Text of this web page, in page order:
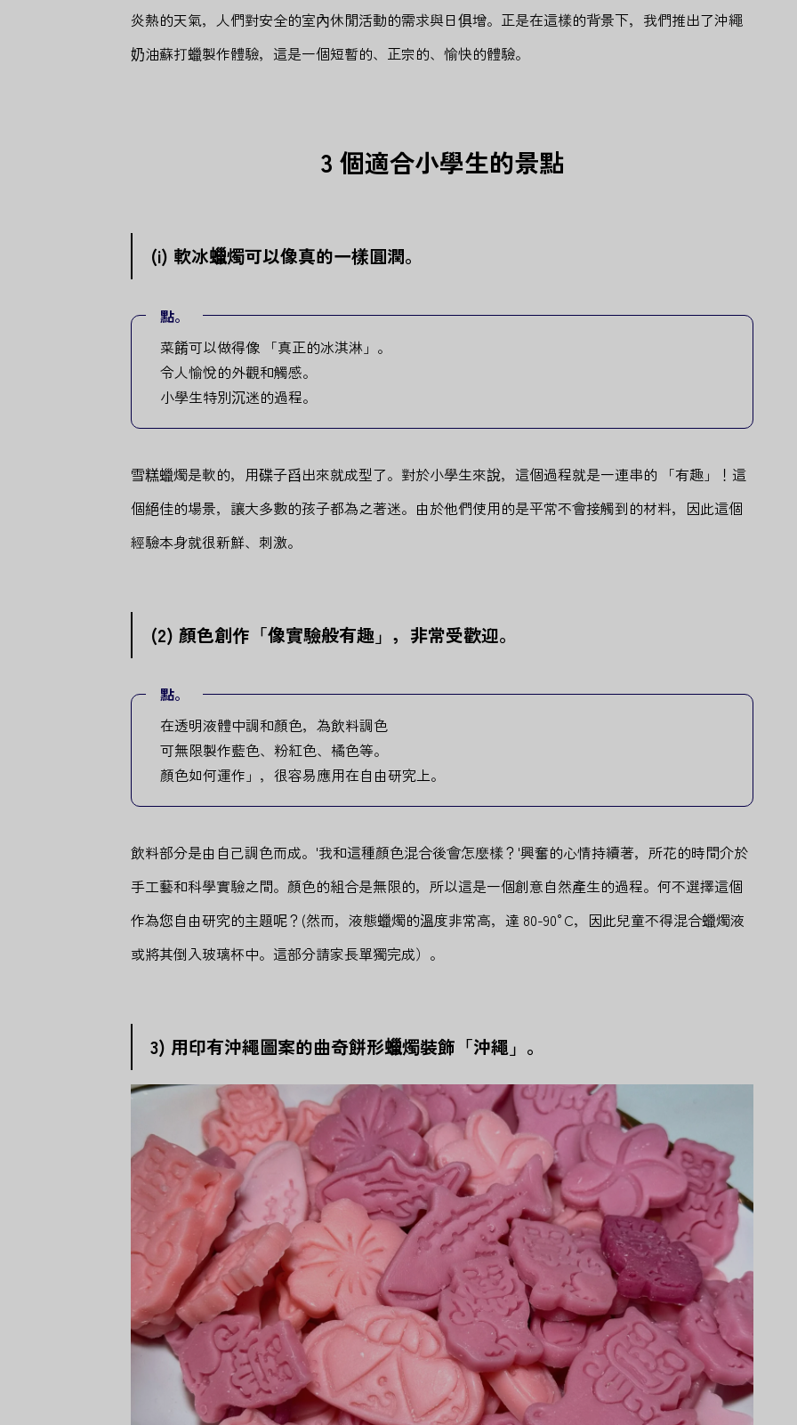
炎熱的天氣，人們對安全的室內休閒活動的需求與日俱增。正是在這樣的背景下，我們推出了沖繩
奶油蘇打蠟製作體驗，這是一個短暫的、正宗的、愉快的體驗。
3 個適合小學生的景點
(i) 軟冰蠟燭可以像真的一樣圓潤。
點。
菜餚可以做得像 「真正的冰淇淋」。
令人愉悅的外觀和觸感。
小學生特別沉迷的過程。
雪糕蠟燭是軟的，用碟子舀出來就成型了。對於小學生來說，這個過程就是一連串的 「有趣」！這
個絕佳的場景，讓大多數的孩子都為之著迷。由於他們使用的是平常不會接觸到的材料，因此這個
經驗本身就很新鮮、刺激。
(2) 顏色創作「像實驗般有趣」，非常受歡迎。
點。
在透明液體中調和顏色，為飲料調色
可無限製作藍色、粉紅色、橘色等。
顏色如何運作」，很容易應用在自由研究上。
飲料部分是由自己調色而成。'我和這種顏色混合後會怎麼樣？'興奮的心情持續著，所花的時間介於
手工藝和科學實驗之間。顏色的組合是無限的，所以這是一個創意自然產生的過程。何不選擇這個
作為您自由研究的主題呢？(然而，液態蠟燭的溫度非常高，達 80-90°C，因此兒童不得混合蠟燭液
或將其倒入玻璃杯中。這部分請家長單獨完成）。
3) 用印有沖繩圖案的曲奇餅形蠟燭裝飾「沖繩」。